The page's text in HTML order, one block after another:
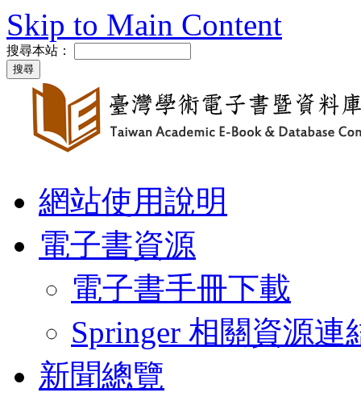
Skip to Main Content
搜尋本站：
網站使用說明
電子書資源
電子書手冊下載
Springer 相關資源連
新聞總覽